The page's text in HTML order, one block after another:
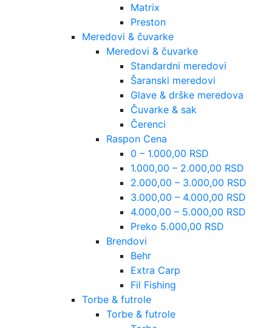
Matrix
Preston
Meredovi & čuvarke
Meredovi & čuvarke
Standardni meredovi
Šaranski meredovi
Glave & drške meredova
Čuvarke & sak
Čerenci
Raspon Cena
0 – 1.000,00 RSD
1.000,00 – 2.000,00 RSD
2.000,00 – 3.000,00 RSD
3.000,00 – 4.000,00 RSD
4.000,00 – 5.000,00 RSD
Preko 5.000,00 RSD
Brendovi
Behr
Extra Carp
Fil Fishing
Torbe & futrole
Torbe & futrole